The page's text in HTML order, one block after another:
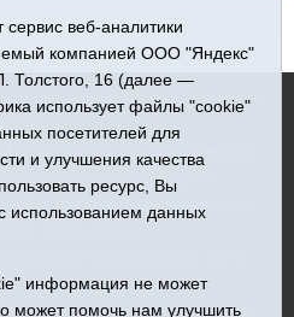
издание «Новости Юргинского
СМИ ЭЛ № ФС 77 - 66052 выдан
по надзору в сфере связи,
использовании материалов
веб-аналитики
компанией ООО "Яндекс"
Толстого, 16 (далее —
использует файлы "cookie"
посетителей для
и улучшения качества
ресурс, Вы
использованием данных
информация не может
может помочь нам улучшить